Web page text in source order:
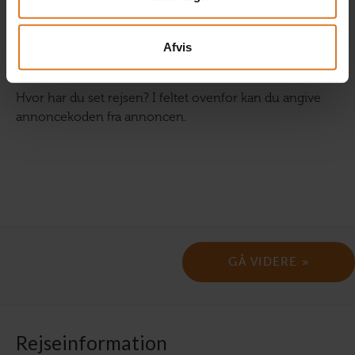
Afvis
Hvor har du set rejsen? I feltet ovenfor kan du angive
annoncekoden fra annoncen.
Rejseinformation